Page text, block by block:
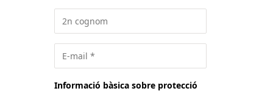
Informació bàsica sobre protecció